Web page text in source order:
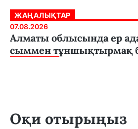
ЖАҢАЛЫҚТАР
07.08.2026
Алматы облысында ер
сыммен тұншықтырмақ
Оқи отырыңыз